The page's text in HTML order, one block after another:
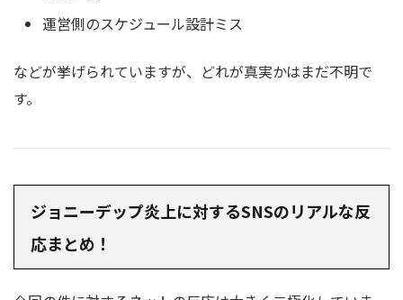
運営側のスケジュール設計ミス
などが挙げられていますが、どれが真実かはまだ不明で
す。
ジョニーデップ炎上に対するSNSのリアルな反
応まとめ！